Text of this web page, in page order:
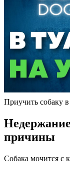
Приучить собаку
причины
Собака мочится с